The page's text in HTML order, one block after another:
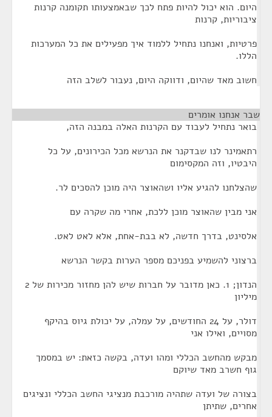
היום. הוא יכול להיות פתח לכך שבאמצעותו תקומנה קרנות
ציבוריות, קרנות
פרטיות, ואנחנו נתחיל ללמוד איך מפעילים את כל המערכות
הללו.
חשוב מאד שהיום, ודווקה היום, נעבור לשלב הזה
שבר אנחנו אומרים
בואר נתחיל לעבוד עם הקרנות האלה במבנה הזה,
רתאמינר לנו שבדקנר את הנרשא מכל הכירונים, על כל
היבטיו, וזה המקסימום
שהצלחנו להגיע אליו ושהאוצר היה מוכן להסכים לר.
אני מבין שהאוצר מוכן ללכת, אחרי מה שקרה עם
אלסינט, בדרך חדשה, לא בבת-אחת, אלא לאט לאט.
ברצוני להשמיע בפניכם מספר הערות בקשר הנרשא
הנדון; 1. כאן מדובר על חברות שיש להן מחזור מכירות של 2
מיליון
דולר, על 24 החודשים, על עמלה, על יכולת גיוס בהיקף
מסויים, ואילו אני
מבקש מהחשב הכללי ומהו ועדה, בקשה כזאת: יש במסמך
גוף חשרב מאד שיוקם
בצורה של ועדה שתהיה מורכבת מנציגי החשב הכללי ונציגים
אחרים, שתיתן